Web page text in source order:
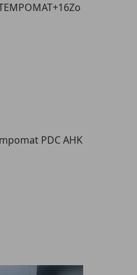
PDC AHK